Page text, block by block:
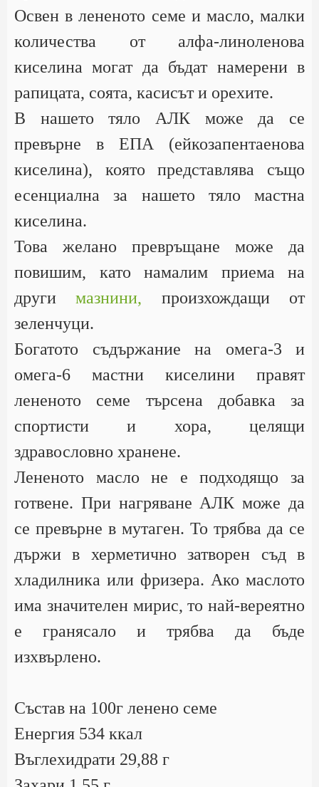
Освен в лененото семе и масло, малки
количества от алфа-линоленова
киселина могат да бъдат намерени в
рапицата, соята, касисът и орехите.
В нашето тяло АЛК може да се
превърне в ЕПА (ейкозапентаенова
киселина), която представлява също
есенциална за нашето тяло мастна
киселина.
Това желано превръщане може да
повишим, като намалим приема на
другимазнини, произхождащи от
зеленчуци.
Богатото съдържание на омега-3 и
омега-6 мастни киселини правят
лененото семе търсена добавка за
спортисти и хора, целящи
здравословно хранене.
Лененото масло не е подходящо за
готвене. При нагряване АЛК може да
се превърне в мутаген. То трябва да се
държи в херметично затворен съд в
хладилника или фризера. Ако маслото
има значителен мирис, то най-вереятно
е гранясало и трябва да бъде
изхвърлено.
Състав на 100г ленено семе
Енергия 534 ккал
Въглехидрати 29,88 г